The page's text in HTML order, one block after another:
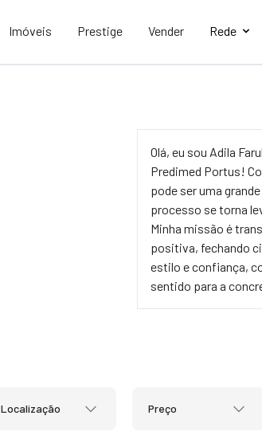
Imóveis Prestige Vender Rede
Olá, eu sou Adila
Predimed Portus!
pode ser uma
processo se torna
Minha missão é
positiva, fechando
estilo e confiança,
sentido para a
Localização Preço